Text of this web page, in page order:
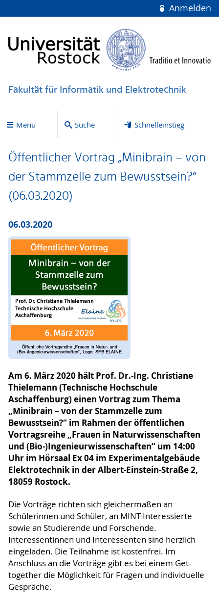
Anmelden
Fakultät für Informatik und Elektrotechnik
Menü Suche Schnelleinstieg
Öffentlicher Vortrag „Minibrain – von
der Stammzelle zum Bewusstsein?“
(06.03.2020)
06.03.2020
Am 6. März 2020 hält Prof. Dr.-Ing. Christiane
Thielemann (Technische Hochschule
Aschaffenburg) einen Vortrag zum Thema
„Minibrain – von der Stammzelle zum
Bewusstsein?“ im Rahmen der öffentlichen
Vortragsreihe „Frauen in Naturwissenschaften
und (Bio-)Ingenieurwissenschaften“ um 14:00
Uhr im Hörsaal Ex 04 im Experimentalgebäude
Elektrotechnik in der Albert-Einstein-Straße 2,
18059 Rostock.
Die Vorträge richten sich gleichermaßen an
Schülerinnen und Schüler, an MINT-Interessierte
sowie an Studierende und Forschende.
Interessentinnen und Interessenten sind herzlich
eingeladen. Die Teilnahme ist kostenfrei. Im
Anschluss an die Vorträge gibt es bei einem Get-
together die Möglichkeit für Fragen und individuelle
Gespräche.